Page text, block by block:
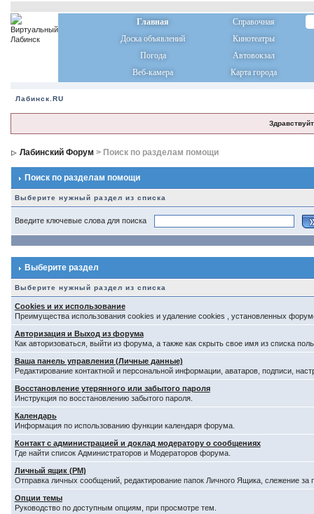
Главная
Справочная
Доска объявлений
Кинотеатры
Погода
Автовокзал
Веб-камера
Карта города
Лабинск.RU
Лабинский Форум > Поиск по разделам помощи
Поиск по разделам помощи
Выберите нужный раздел из списка
Введите ключевые слова для поиска
Выберите раздел
Выберите нужный раздел из списка
Cookies и их использование
Преимущества использования cookies и удаление cookies , установленных
Авторизация и Выход из форума
Как авторизоваться, выйти из форума, а также как скрыть свое имя из списка
Ваша панель управления (Личные данные)
Редактирование контактной и персональной информации, аватаров, подписи,
Восстановление утерянного или забытого пароля
Инструкция по восстановлению забытого пароля.
Календарь
Информация по использованию функции календаря форума.
Контакт с администрацией и доклад модератору о сообщениях
Где найти список Администраторов и Модераторов форума.
Личный ящик (PM)
Отправка личных сообщений, редактирование папок Личного Ящика, слежение
Опции темы
Руководство по доступным опциям, при просмотре тем.